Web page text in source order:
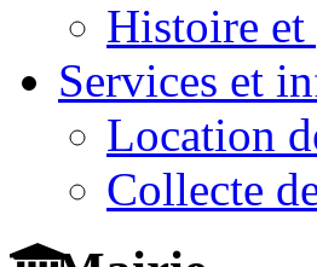
Histoire
Services et
Location
Collecte